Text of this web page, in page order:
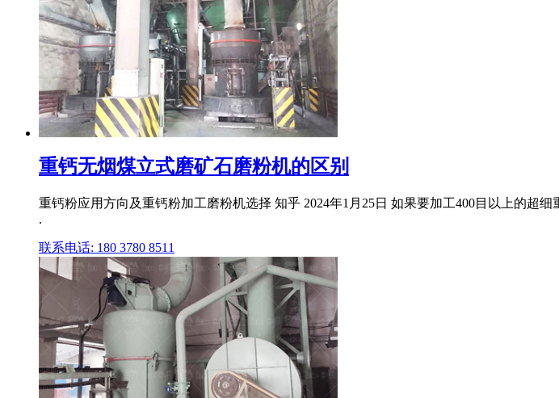
重钙无烟煤立式磨矿石磨粉机的区别
重钙粉应用方向及重钙粉加工磨粉机选择 知乎 2024年1月25日 如果要加工400目以上的超
.
联系电话: 180 3780 8511